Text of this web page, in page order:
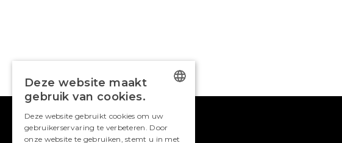
ENGLISH
Deze website maakt
gebruik van cookies.
Deze website gebruikt cookies om uw
gebruikerservaring te verbeteren. Door
onze website te gebruiken, stemt u in met